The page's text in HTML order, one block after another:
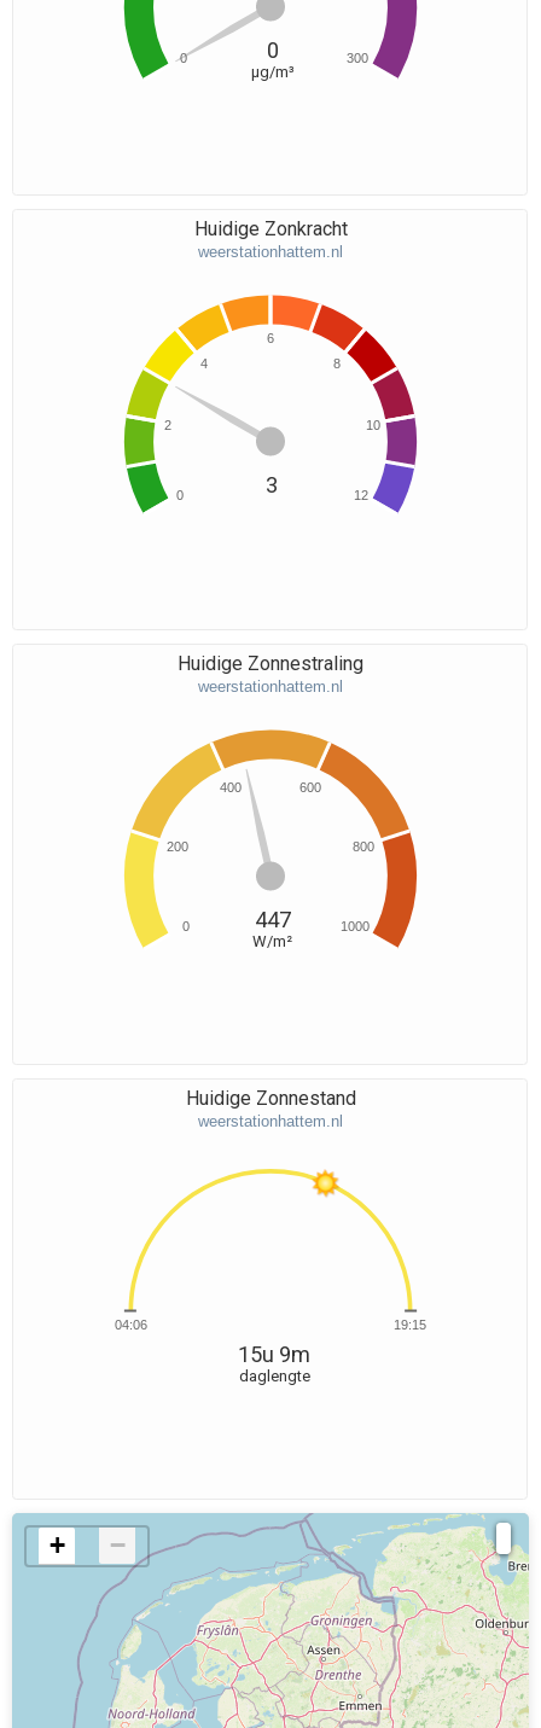
0 300
0
μg/m³
Huidige Zonkracht
weerstationhattem.nl
0
2
4
6
8
10
12
3
Huidige Zonnestraling
weerstationhattem.nl
0
200
400 600
800
1000
447
W/m²
Huidige Zonnestand
weerstationhattem.nl
04:06 19:15
15u 9m
daglengte
+ −